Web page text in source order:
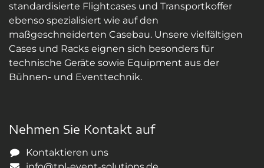
standardisierte Flightcases und Transportkoffer
ebenso spezialisiert wie auf den
maßgeschneiderten Casebau. Unsere vielfältigen
Cases und Racks eignen sich besonders für
technische Geräte sowie Equipment aus der
Bühnen- und Eventtechnik.
Nehmen Sie Kontakt auf
Kontaktieren uns